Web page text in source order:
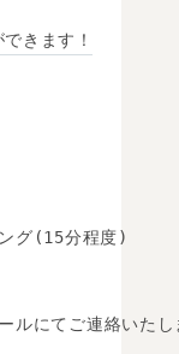
きます！
ング(15分程度)
ルにてご連絡いたし